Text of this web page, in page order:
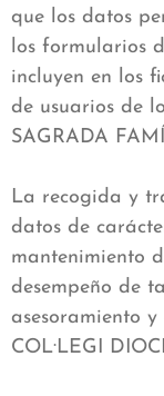
que los datos
los formularios
incluyen en los
de usuarios de
SAGRADA
La recogida y
datos de
mantenimiento
desempeño de
asesoramiento
COL·LEGI